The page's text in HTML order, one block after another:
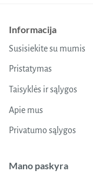
Informacija
Susisiekite su mumis
Pristatymas
Taisyklės ir sąlygos
Apie mus
Privatumo sąlygos
Mano paskyra